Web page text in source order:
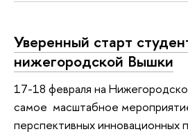
Уверенный старт
нижегородской Вышки
17-18 февраля на
самое масштабное
перспективных инновационных